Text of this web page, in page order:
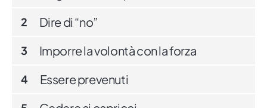
2 Dire di “no”
3 Imporre la volontà con la forza
4 Essere prevenuti